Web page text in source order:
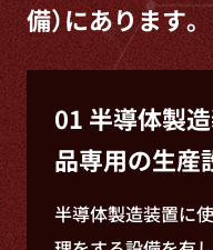
備）にあります。
01 半導体製
品専用の生産
半導体製造装置に